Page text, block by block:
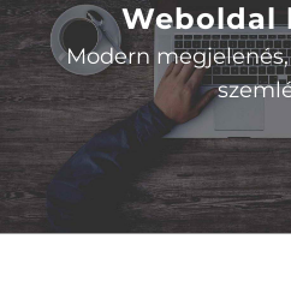
Weboldal
Modern